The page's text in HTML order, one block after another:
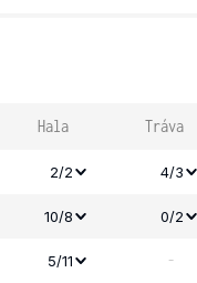
Hala Tráva
2/2 4/3
10/8 0/2
5/11 -